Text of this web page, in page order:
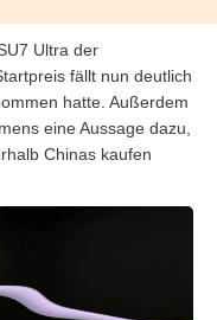
Ultra der
fällt nun deutlich
hatte. Außerdem
eine Aussage dazu,
Chinas kaufen